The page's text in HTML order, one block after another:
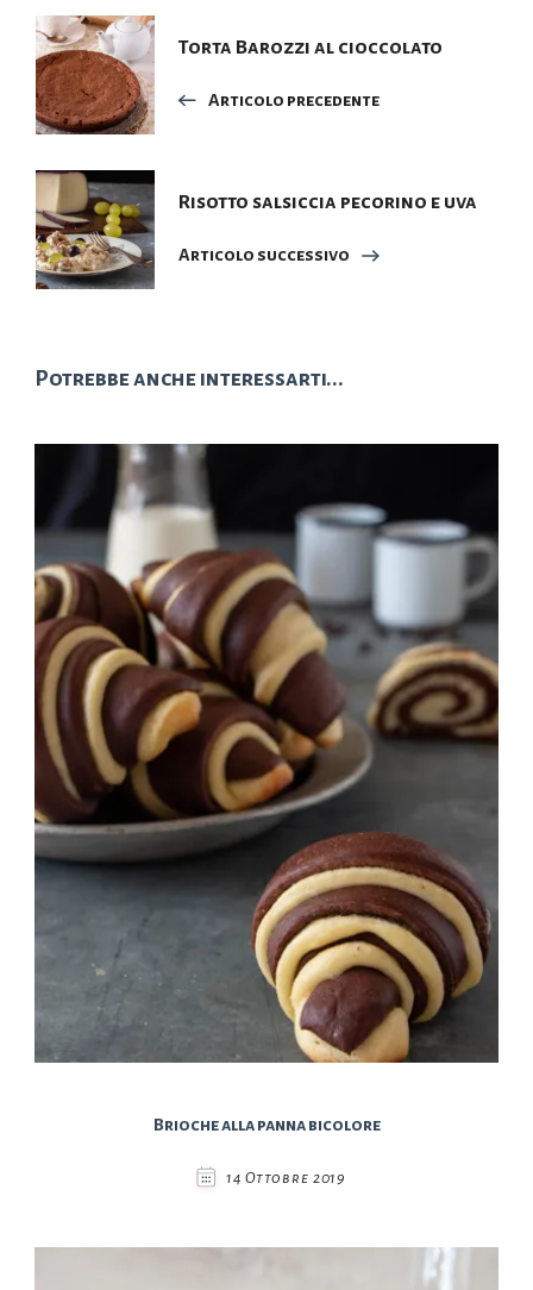
Navigazione
articoli
Torta Barozzi al cioccolato
Articolo precedente
Risotto salsiccia pecorino e uva
Articolo successivo
Potrebbe anche interessarti...
Brioche alla panna bicolore
14 Ottobre 2019